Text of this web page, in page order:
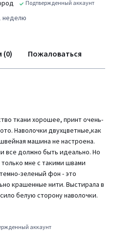
Подтвержденный аккаунт
неделю
(0) Пожаловаться
ткани хорошее, принт очень-
Наволочки двухцветные,как
машина не настроена.
все должно быть идеально. Но
мне с такими швами
зеленый фон - это
крашенные нити. Выстирала в
белую сторону наволочки.
аккаунт